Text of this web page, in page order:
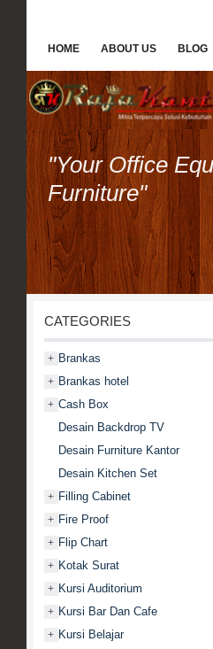
HOME ABOUT US BLOG
"Your Office
Furniture"
CATEGORIES
+ Brankas
+ Brankas hotel
+ Cash Box
Desain Backdrop TV
Desain Furniture Kantor
Desain Kitchen Set
+ Filling Cabinet
+ Fire Proof
+ Flip Chart
+ Kotak Surat
+ Kursi Auditorium
+ Kursi Bar Dan Cafe
+ Kursi Belajar